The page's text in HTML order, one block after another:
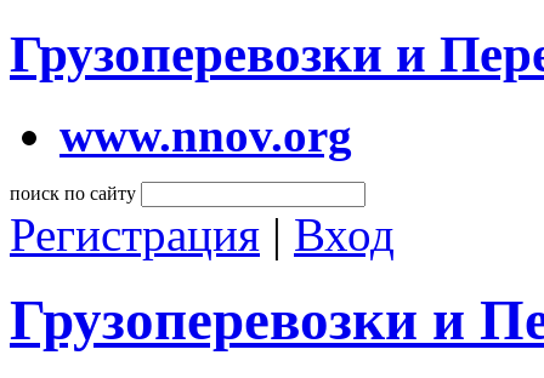
Грузоперевозки и
www.nnov.org
поиск по сайту
Регистрация | Вход
Грузоперевозки и